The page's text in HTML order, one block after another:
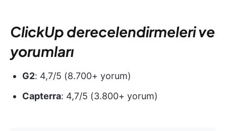
ClickUp derecelendirmeleri ve
yorumları
G2: 4,7/5 (8.700+ yorum)
Capterra: 4,7/5 (3.800+ yorum)